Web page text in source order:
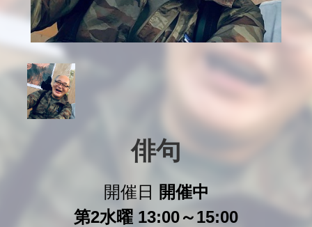
俳句
開催日
開催中
第2水曜 13:00～15:00